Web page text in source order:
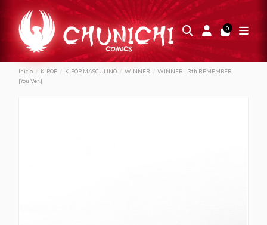
0
Inicio K-POP K-POP MASCULINO WINNER
WINNER - 3th REMEMBER
[You Ver.]